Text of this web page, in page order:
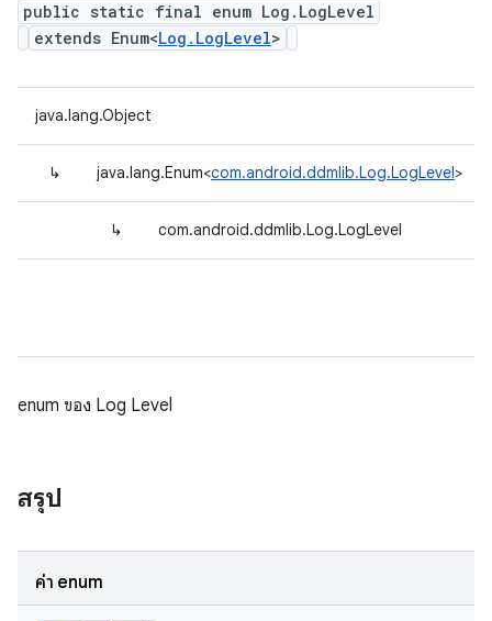
public static final enum Log.LogLevel
extends Enum<Log.LogLevel>
java.lang.Object
↳ java.lang.Enum<com.android.ddmlib.Log.LogLevel>
↳ com.android.ddmlib.Log.LogLevel
enum ของ Log Level
สรุป
ค่า enum